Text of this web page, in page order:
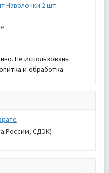
Наволочки 2 шт
Не использованы
и обработка
России, СДЭК) -